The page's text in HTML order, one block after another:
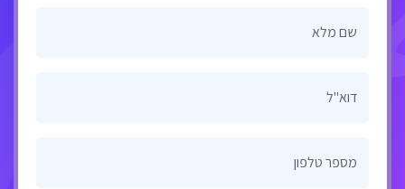
שם מלא
דוא"ל
מספר טלפון